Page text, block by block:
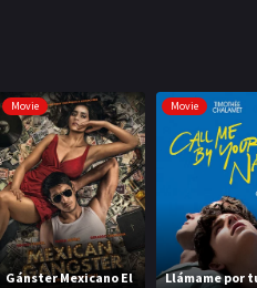
Movie
Gánster Mexicano El
Movie
Llámame por